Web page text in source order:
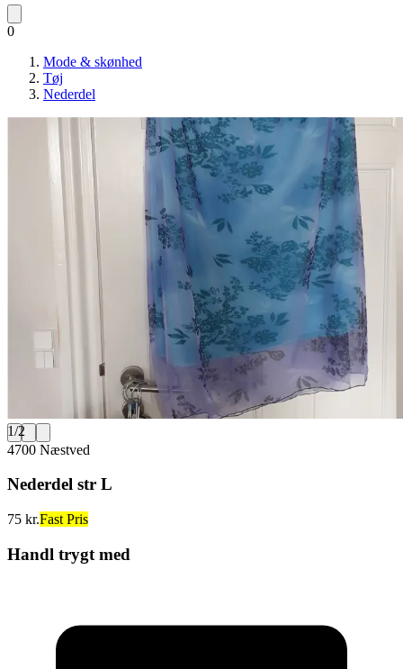
0
Mode & skønhed
Tøj
Nederdel
1/2
4700 Næstved
Nederdel str L
75 kr.Fast Pris
Handl trygt med